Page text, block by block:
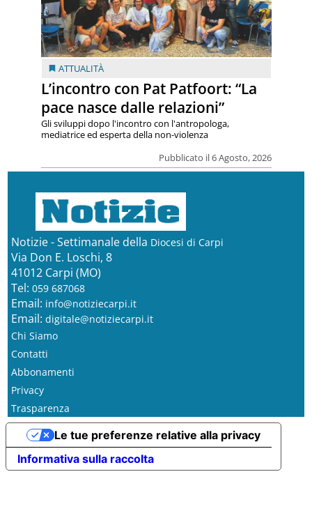
ATTUALITÀ
L’incontro con Pat Patfoort: “La
pace nasce dalle relazioni”
Pubblicato il 6 Agosto, 2026
Gli sviluppi dopo l'incontro con l'antropologa,
mediatrice ed esperta della non-violenza
Notizie - Settimanale della Diocesi di Carpi
Via Don E. Loschi, 8
41012 Carpi (MO)
Tel: 059 687068
Email: info@notiziecarpi.it
Email: digitale@notiziecarpi.it
Chi Siamo
Contatti
Abbonamenti
Privacy
Trasparenza
Informativa sulla raccolta
Le tue preferenze relative alla privacy